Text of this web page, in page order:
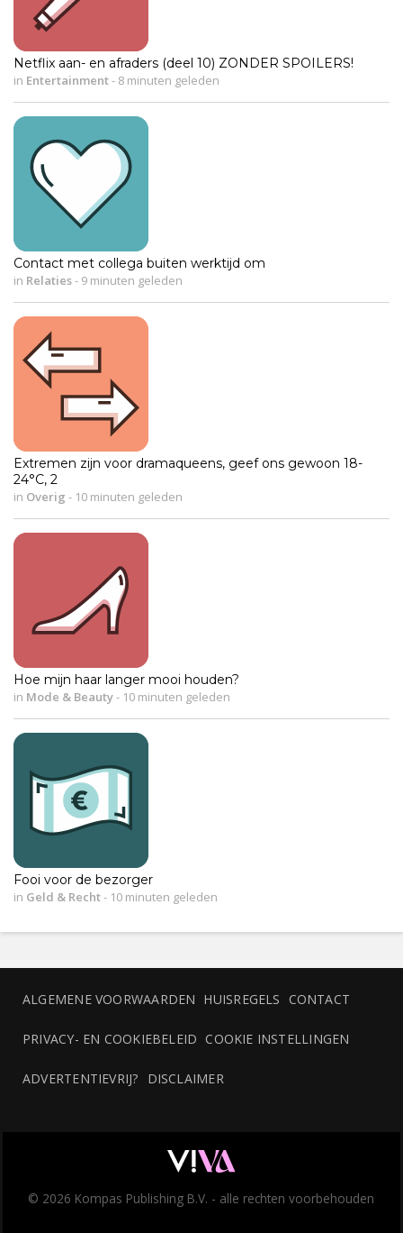
Netflix aan- en afraders (deel 10) ZONDER SPOILERS!
in Entertainment- 8 minuten geleden
Contact met collega buiten werktijd om
in Relaties- 9 minuten geleden
Extremen zijn voor dramaqueens, geef ons gewoon 18-
24°C, 2
in Overig - 10 minuten geleden
Hoe mijn haar langer mooi houden?
in Mode & Beauty- 10 minuten geleden
Fooi voor de bezorger
in Geld & Recht- 10 minuten geleden
ALGEMENE VOORWAARDEN HUISREGELS CONTACT
PRIVACY- EN COOKIEBELEID COOKIE INSTELLINGEN
ADVERTENTIEVRIJ? DISCLAIMER
© 2026 Kompas Publishing B.V. - alle rechten voorbehouden